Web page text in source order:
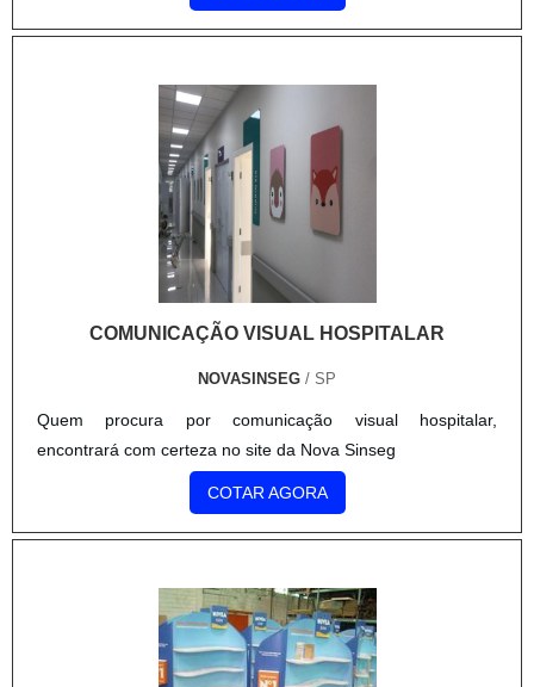
COMUNICAÇÃO VISUAL HOSPITALAR
NOVASINSEG / SP
Quem procura por comunicação visual hospitalar,
encontrará com certeza no site da Nova Sinseg
COTAR AGORA